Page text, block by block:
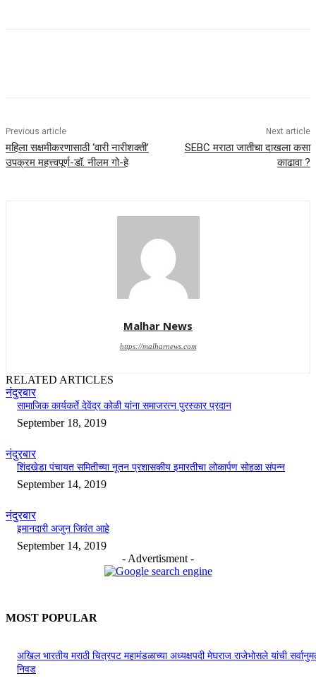
Previous article
महिला सक्ष‍मीकरणासाठी ‘वारी नारीशक्ती’
उपक्रम महत्त्वपूर्ण-डॉ. नीलम गो-हे
Next article
SEBC मराठा जातीचा दाखला कसा
काढावा ?
Malhar News
https://malharnews.com
RELATED ARTICLES
नंदुरबार
सामाजिक कार्यकर्ते देवेंद्र कोळी यांना समाजरत्न पुरस्कार प्रदान
September 18, 2019
नंदुरबार
शिंदखेडा पंचायत समितीच्या नूतन प्रशासकीय इमारतीचा लोकार्पण सोहळा संपन्न
September 14, 2019
नंदुरबार
इमानदारी अजुन जिवंत आहे
September 14, 2019
- Advertisment -
MOST POPULAR
अखिल भारतीय मराठी चित्रपट महामंडळाच्या अध्यक्षपदी मेघराज राजेभोसले यांची
निवड